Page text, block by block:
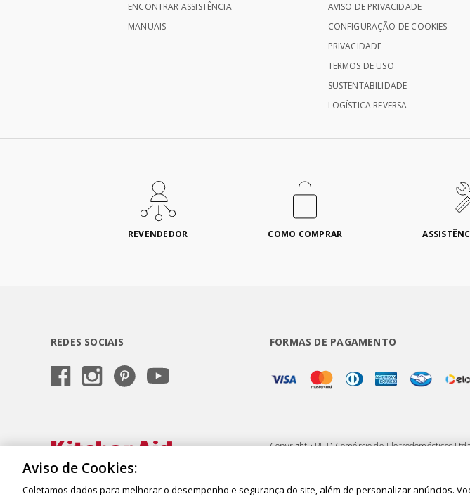
ENCONTRAR ASSISTÊNCIA
MANUAIS
AVISO DE PRIVACIDADE
CONFIGURAÇÃO DE COOKIES
PRIVACIDADE
TERMOS DE USO
SUSTENTABILIDADE
LOGÍSTICA REVERSA
REVENDEDOR COMO COMPRAR
REDES SOCIAIS FORMAS DE PAGAMENTO
Copyright • BUD Comércio de Eletrodomésticos
Aviso de Cookies:
Coletamos dados para melhorar o desempenho e segurança do site, além de personalizar anúncios.